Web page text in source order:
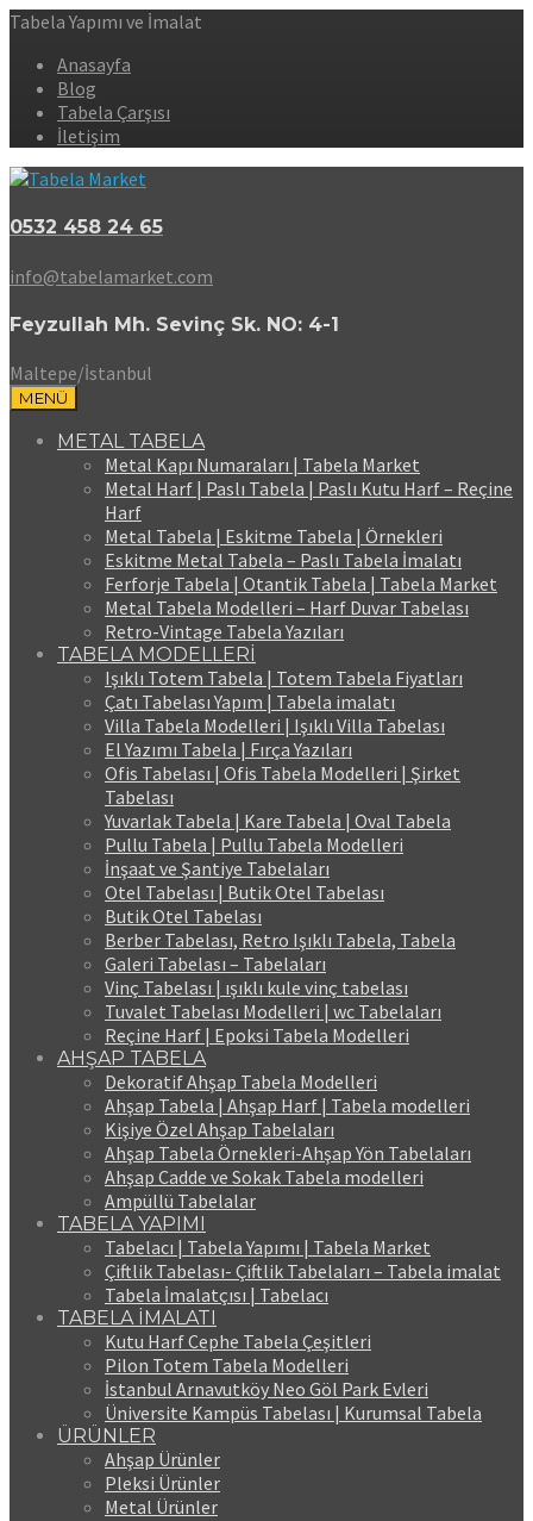
Tabela Yapımı ve İmalat
Anasayfa
Blog
Tabela Çarşısı
İletişim
0532 458 24 65
info@tabelamarket.com
Feyzullah Mh. Sevinç Sk. NO: 4-1
Maltepe/İstanbul
MENÜ
METAL TABELA
Metal Kapı Numaraları | Tabela Market
Metal Harf | Paslı Tabela | Paslı Kutu Harf – Reçine
Harf
Metal Tabela | Eskitme Tabela | Örnekleri
Eskitme Metal Tabela – Paslı Tabela İmalatı
Ferforje Tabela | Otantik Tabela | Tabela Market
Metal Tabela Modelleri – Harf Duvar Tabelası
Retro-Vintage Tabela Yazıları
TABELA MODELLERİ
Işıklı Totem Tabela | Totem Tabela Fiyatları
Çatı Tabelası Yapım | Tabela imalatı
Villa Tabela Modelleri | Işıklı Villa Tabelası
El Yazımı Tabela | Fırça Yazıları
Ofis Tabelası | Ofis Tabela Modelleri | Şirket
Tabelası
Yuvarlak Tabela | Kare Tabela | Oval Tabela
Pullu Tabela | Pullu Tabela Modelleri
İnşaat ve Şantiye Tabelaları
Otel Tabelası | Butik Otel Tabelası
Butik Otel Tabelası
Berber Tabelası, Retro Işıklı Tabela, Tabela
Galeri Tabelası – Tabelaları
Vinç Tabelası | ışıklı kule vinç tabelası
Tuvalet Tabelası Modelleri | wc Tabelaları
Reçine Harf | Epoksi Tabela Modelleri
AHŞAP TABELA
Dekoratif Ahşap Tabela Modelleri
Ahşap Tabela | Ahşap Harf | Tabela modelleri
Kişiye Özel Ahşap Tabelaları
Ahşap Tabela Örnekleri-Ahşap Yön Tabelaları
Ahşap Cadde ve Sokak Tabela modelleri
Ampüllü Tabelalar
TABELA YAPIMI
Tabelacı | Tabela Yapımı | Tabela Market
Çiftlik Tabelası- Çiftlik Tabelaları – Tabela imalat
Tabela İmalatçısı | Tabelacı
TABELA İMALATI
Kutu Harf Cephe Tabela Çeşitleri
Pilon Totem Tabela Modelleri
İstanbul Arnavutköy Neo Göl Park Evleri
Üniversite Kampüs Tabelası | Kurumsal Tabela
ÜRÜNLER
Ahşap Ürünler
Pleksi Ürünler
Metal Ürünler